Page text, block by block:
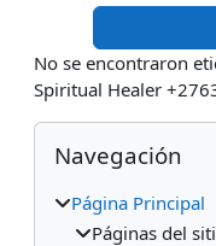
No se encontraron
Spiritual Healer
Bloques
Salta Navegación
Navegación
Página Principal
Páginas del